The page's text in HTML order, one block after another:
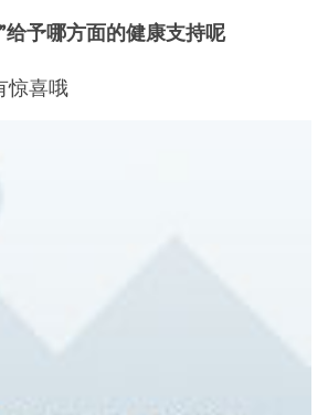
给予哪方面的健康支持呢
惊喜哦